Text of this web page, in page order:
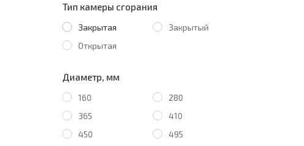
Тип камеры сгорания
Закрытая
Закрытый
Открытая
Диаметр, мм
160
280
365
410
450
495